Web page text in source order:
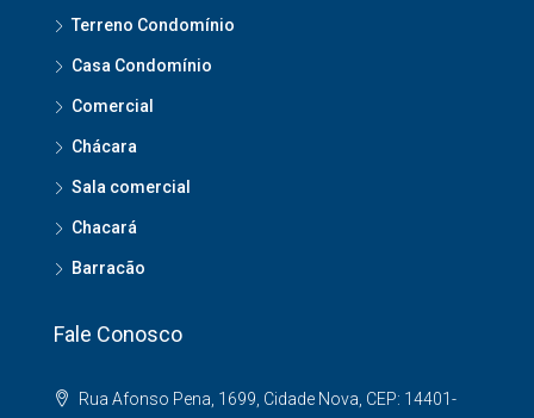
Terreno Condomínio
Casa Condomínio
Comercial
Chácara
Sala comercial
Chacará
Barracão
Fale Conosco
Rua Afonso Pena, 1699, Cidade Nova, CEP: 14401-